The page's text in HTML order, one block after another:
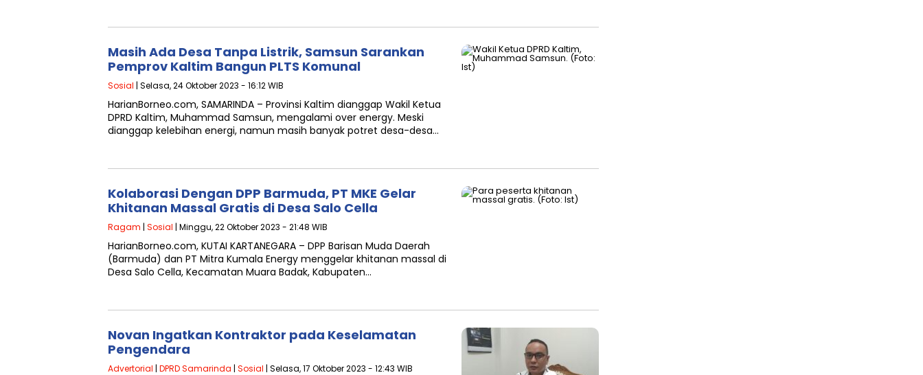
Masih Ada Desa Tanpa Listrik, Samsun Sarankan
Pemprov Kaltim Bangun PLTS Komunal
Sosial | Selasa, 24 Oktober 2023 - 16:12 WIB
HarianBorneo.com, SAMARINDA – Provinsi Kaltim dianggap Wakil Ketua
DPRD Kaltim, Muhammad Samsun, mengalami over energy. Meski
dianggap kelebihan energi, namun masih banyak potret desa-desa…
Kolaborasi Dengan DPP Barmuda, PT MKE Gelar
Khitanan Massal Gratis di Desa Salo Cella
Ragam | Sosial | Minggu, 22 Oktober 2023 - 21:48 WIB
HarianBorneo.com, KUTAI KARTANEGARA – DPP Barisan Muda Daerah
(Barmuda) dan PT Mitra Kumala Energy menggelar khitanan massal di
Desa Salo Cella, Kecamatan Muara Badak, Kabupaten…
Novan Ingatkan Kontraktor pada Keselamatan
Pengendara
Advertorial | DPRD Samarinda | Sosial | Selasa, 17 Oktober 2023 - 12:43 WIB